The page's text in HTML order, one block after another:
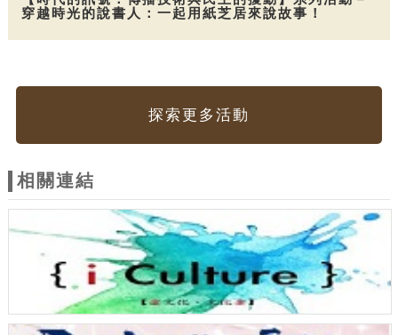
穿越時光的說書人：一起用紙芝居來說故事！
探索更多活動
相關連結